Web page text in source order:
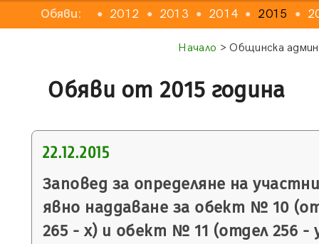
Обяви:
● 2011 ● 2012 ● 2013 ● 2014 ● 2015 ●
Начало > Общинска
Обяви от 2015 година
22.12.2015
Заповед за определяне на
явно наддаване за обект № 10
265 - х) и обект № 11 (отдел 256 -